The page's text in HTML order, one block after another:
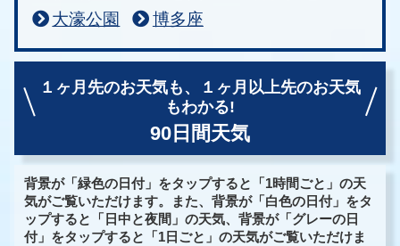
大濠公園
博多座
１ヶ月先のお天気も、
１ヶ月以上先のお天気
もわかる!
90日間天気
背景が「緑色の日付」をタップすると「1時間ごと」の天
気がご覧いただけます。また、背景が「白色の日付」をタ
ップすると「日中と夜間」の天気、背景が「グレーの日
付」をタップすると「1日ごと」の天気がご覧いただけま